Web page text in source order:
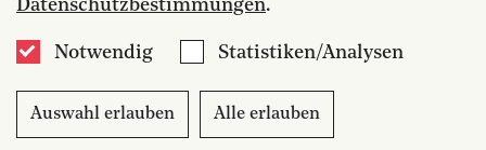
Impressum | Datenschutz
Datenschutzbestimmungen.
Notwendig Statistiken/Analysen
Auswahl erlauben Alle erlauben